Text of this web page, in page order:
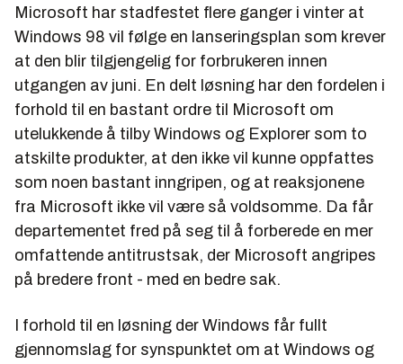
Microsoft har stadfestet flere ganger i vinter at
Windows 98 vil følge en lanseringsplan som krever
at den blir tilgjengelig for forbrukeren innen
utgangen av juni. En delt løsning har den fordelen i
forhold til en bastant ordre til Microsoft om
utelukkende å tilby Windows og Explorer som to
atskilte produkter, at den ikke vil kunne oppfattes
som noen bastant inngripen, og at reaksjonene
fra Microsoft ikke vil være så voldsomme. Da får
departementet fred på seg til å forberede en mer
omfattende antitrustsak, der Microsoft angripes
på bredere front - med en bedre sak.
I forhold til en løsning der Windows får fullt
gjennomslag for synspunktet om at Windows og